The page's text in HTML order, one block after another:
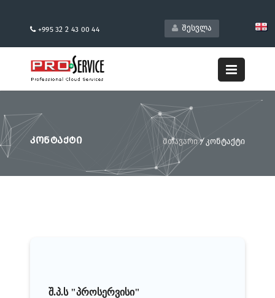
შესვლა
+995 32 2 43 00 44
ᲙᲝᲜᲢᲐᲥᲢᲘ მთავარი / კონტაქტი
შ.პ.ს "პროსერვისი"